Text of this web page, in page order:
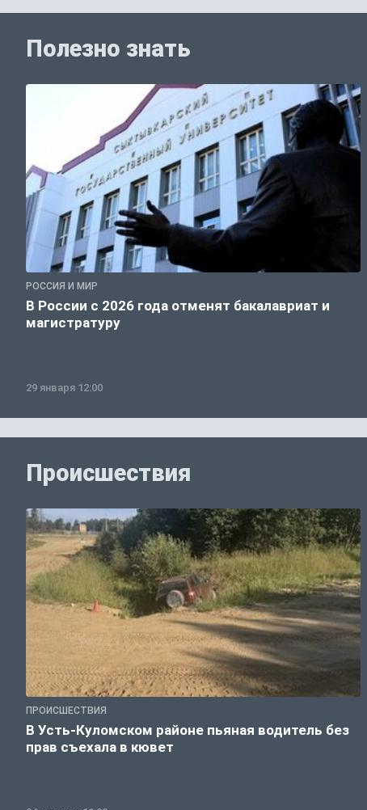
Полезно знать
РОССИЯ И МИР
В России с 2026 года отменят бакалавриат и
магистратуру
29 января 12:00
Происшествия
ПРОИСШЕСТВИЯ
В Усть-Куломском районе пьяная водитель без
прав съехала в кювет